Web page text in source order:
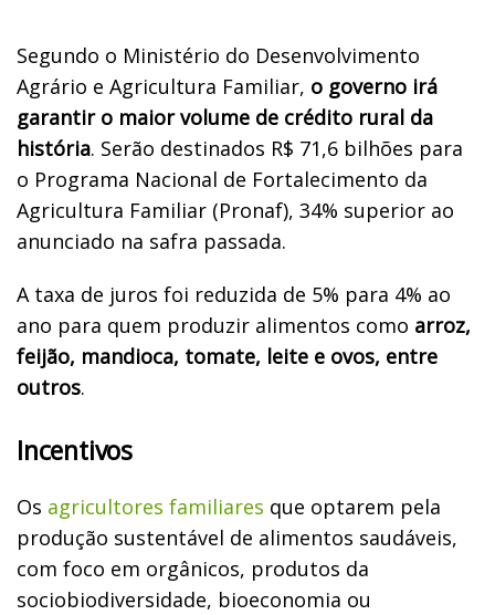
Segundo o Ministério do Desenvolvimento
Agrário e Agricultura Familiar, o governo irá
garantir o maior volume de crédito rural da
história. Serão destinados R$ 71,6 bilhões para
o Programa Nacional de Fortalecimento da
Agricultura Familiar (Pronaf), 34% superior ao
anunciado na safra passada.
A taxa de juros foi reduzida de 5% para 4% ao
ano para quem produzir alimentos como arroz,
feijão, mandioca, tomate, leite e ovos, entre
outros.
Incentivos
Os agricultores familiares que optarem pela
produção sustentável de alimentos saudáveis,
com foco em orgânicos, produtos da
sociobiodiversidade, bioeconomia ou